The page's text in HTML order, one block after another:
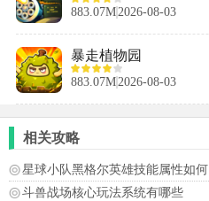
883.07M2026-08-03
暴走植物园
883.07M2026-08-03
相关攻略
星球小队黑格尔英雄技能属性如何
斗兽战场核心玩法系统有哪些